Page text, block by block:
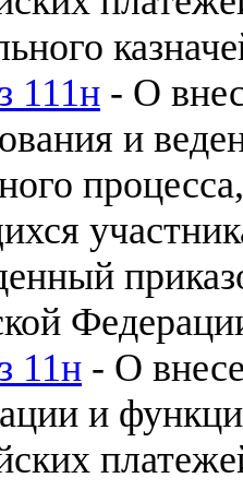
111н - О
и
11н - О
и